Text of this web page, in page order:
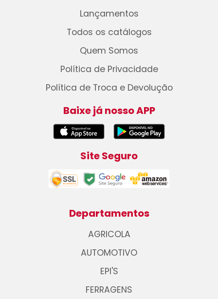
Lançamentos
Todos os catálogos
Quem Somos
Política de Privacidade
Política de Troca e Devolução
Baixe já nosso APP
Site Seguro
Departamentos
AGRICOLA
AUTOMOTIVO
EPI'S
FERRAGENS